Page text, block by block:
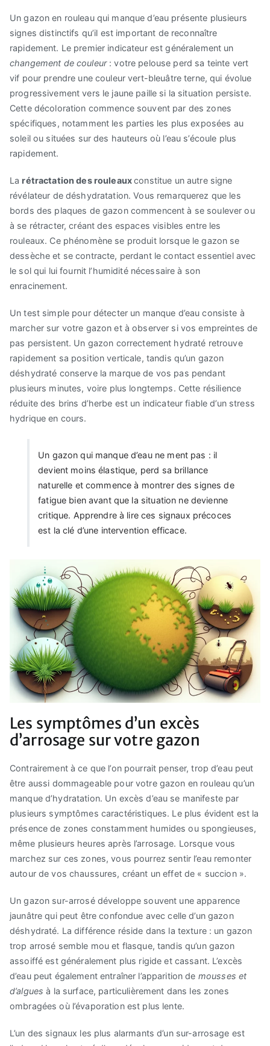
Un gazon en rouleau qui manque d’eau présente plusieurs
signes distinctifs qu’il est important de reconnaître
rapidement. Le premier indicateur est généralement un
changement de couleur : votre pelouse perd sa teinte vert
vif pour prendre une couleur vert-bleuâtre terne, qui évolue
progressivement vers le jaune paille si la situation persiste.
Cette décoloration commence souvent par des zones
spécifiques, notamment les parties les plus exposées au
soleil ou situées sur des hauteurs où l’eau s’écoule plus
rapidement.
Larétractation des rouleauxconstitue un autre signe
révélateur de déshydratation. Vous remarquerez que les
bords des plaques de gazon commencent à se soulever ou
à se rétracter, créant des espaces visibles entre les
rouleaux. Ce phénomène se produit lorsque le gazon se
dessèche et se contracte, perdant le contact essentiel avec
le sol qui lui fournit l’humidité nécessaire à son
enracinement.
Un test simple pour détecter un manque d’eau consiste à
marcher sur votre gazon et à observer si vos empreintes de
pas persistent. Un gazon correctement hydraté retrouve
rapidement sa position verticale, tandis qu’un gazon
déshydraté conserve la marque de vos pas pendant
plusieurs minutes, voire plus longtemps. Cette résilience
réduite des brins d’herbe est un indicateur fiable d’un stress
hydrique en cours.
Un gazon qui manque d’eau ne ment pas : il
devient moins élastique, perd sa brillance
naturelle et commence à montrer des signes de
fatigue bien avant que la situation ne devienne
critique. Apprendre à lire ces signaux précoces
est la clé d’une intervention efficace.
Les symptômes d’un excès
d’arrosage sur votre gazon
Contrairement à ce que l’on pourrait penser, trop d’eau peut
être aussi dommageable pour votre gazon en rouleau qu’un
manque d’hydratation. Un excès d’eau se manifeste par
plusieurs symptômes caractéristiques. Le plus évident est la
présence de zones constamment humides ou spongieuses,
même plusieurs heures après l’arrosage. Lorsque vous
marchez sur ces zones, vous pourrez sentir l’eau remonter
autour de vos chaussures, créant un effet de « succion ».
Un gazon sur-arrosé développe souvent une apparence
jaunâtre qui peut être confondue avec celle d’un gazon
déshydraté. La différence réside dans la texture : un gazon
trop arrosé semble mou et flasque, tandis qu’un gazon
assoiffé est généralement plus rigide et cassant. L’excès
d’eau peut également entraîner l’apparition de mousses et
d’alguesà la surface, particulièrement dans les zones
ombragées où l’évaporation est plus lente.
L’un des signaux les plus alarmants d’un sur-arrosage est